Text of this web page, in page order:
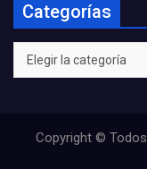
Categorías
Categorías
Copyright ©